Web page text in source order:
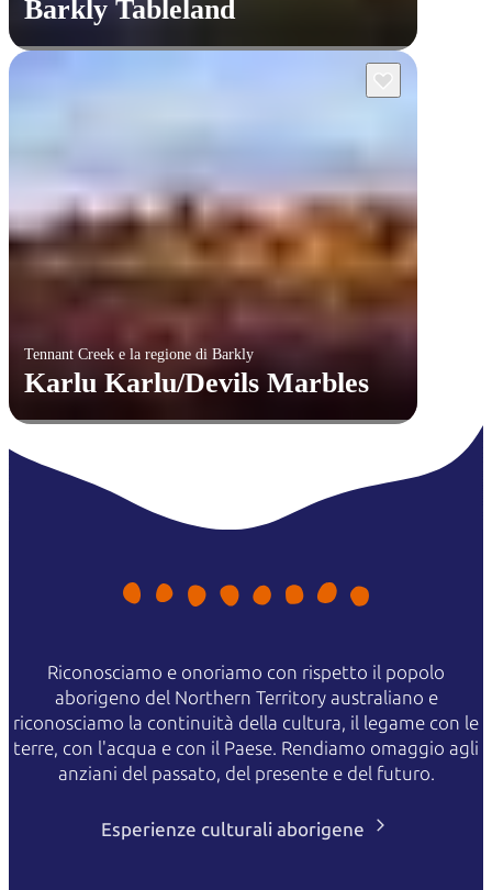
Barkly Tableland
Tennant Creek e la regione di Barkly
Karlu Karlu/Devils Marbles
Riconosciamo e onoriamo con rispetto il popolo
aborigeno del Northern Territory australiano e
riconosciamo la continuità della cultura, il legame con le
terre, con l'acqua e con il Paese. Rendiamo omaggio agli
anziani del passato, del presente e del futuro.
Esperienze culturali aborigene